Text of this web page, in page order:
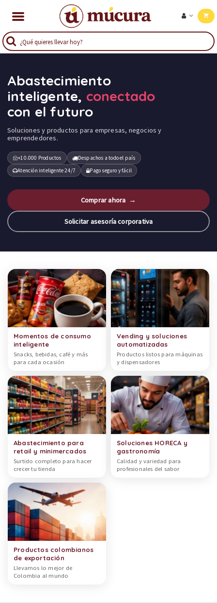
Abastecimiento
inteligente, conectado
con el futuro
Soluciones y productos para empresas, negocios y
emprendedores.
+10.000 Productos
Despachos a todo el país
Atención inteligente 24/7
Pago seguro y fácil
Comprar ahora →
Solicitar asesoría corporativa
Categorías de productos
Momentos de consumo
inteligente
Snacks, bebidas, café y más
para cada ocasión
Vending y soluciones
automatizadas
Productos listos para máquinas
y dispensadores
Abastecimiento para
retail y minimercados
Surtido completo para hacer
crecer tu tienda
Soluciones HORECA y
gastronomía
Calidad y variedad para
profesionales del sabor
Productos colombianos
de exportación
Llevamos lo mejor de
Colombia al mundo